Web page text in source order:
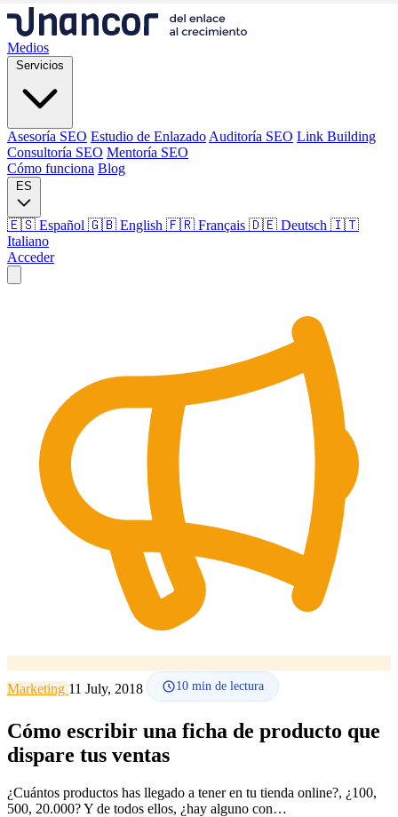
Medios
Servicios
Asesoría SEO Estudio de Enlazado Auditoría SEO Link Building
Consultoría SEO Mentoría SEO
Cómo funciona Blog
ES
🇪🇸 Español 🇬🇧 English 🇫🇷 Français 🇩🇪 Deutsch 🇮🇹
Italiano
Acceder
Estudio de Enlazado Auditoría SEO Link Building
Consultoría SEO
Cómo funciona
Blog
Idioma
🇪🇸 ES
🇬🇧 EN 🇫🇷 FR 🇩🇪 DE
Acceder
Marketing 11 July, 2018 10 min de lectura
Cómo escribir una ficha de producto que
dispare tus ventas
¿Cuántos productos has llegado a tener en tu tienda online?, ¿100,
500, 20.000? Y de todos ellos, ¿hay alguno con…